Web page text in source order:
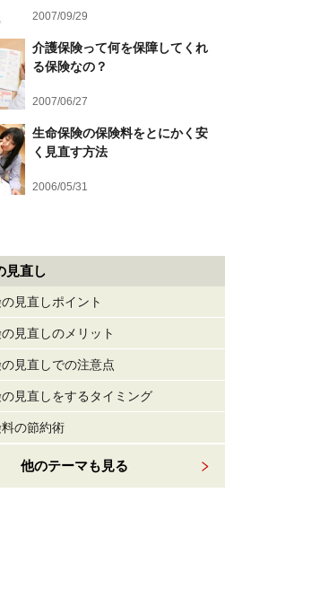
2007/09/29
介護保険って何を保障してくれ
る保険なの？
2007/06/27
生命保険の保険料をとにかく安
く見直す方法
2006/05/31
見直し
見直しポイント
見直しのメリット
見直しでの注意点
見直しをするタイミング
の節約術
他のテーマも見る